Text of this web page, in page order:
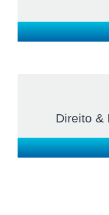
Direito &